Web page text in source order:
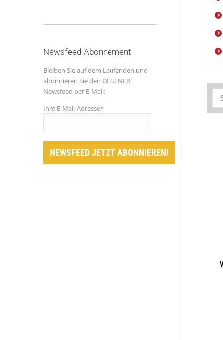
Newsfeed-Abonnement
Bleiben Sie auf dem Laufenden und
abonnieren Sie den DEGENER
Newsfeed per E-Mail:
Ihre E-Mail-Adresse*